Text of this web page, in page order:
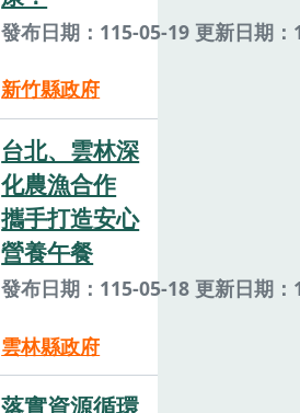
發布日期：115-05-19 更新日期
新竹縣政府
台北、雲林深
化農漁合作
攜手打造安心
營養午餐
發布日期：115-05-18 更新日期
雲林縣政府
落實資源循環